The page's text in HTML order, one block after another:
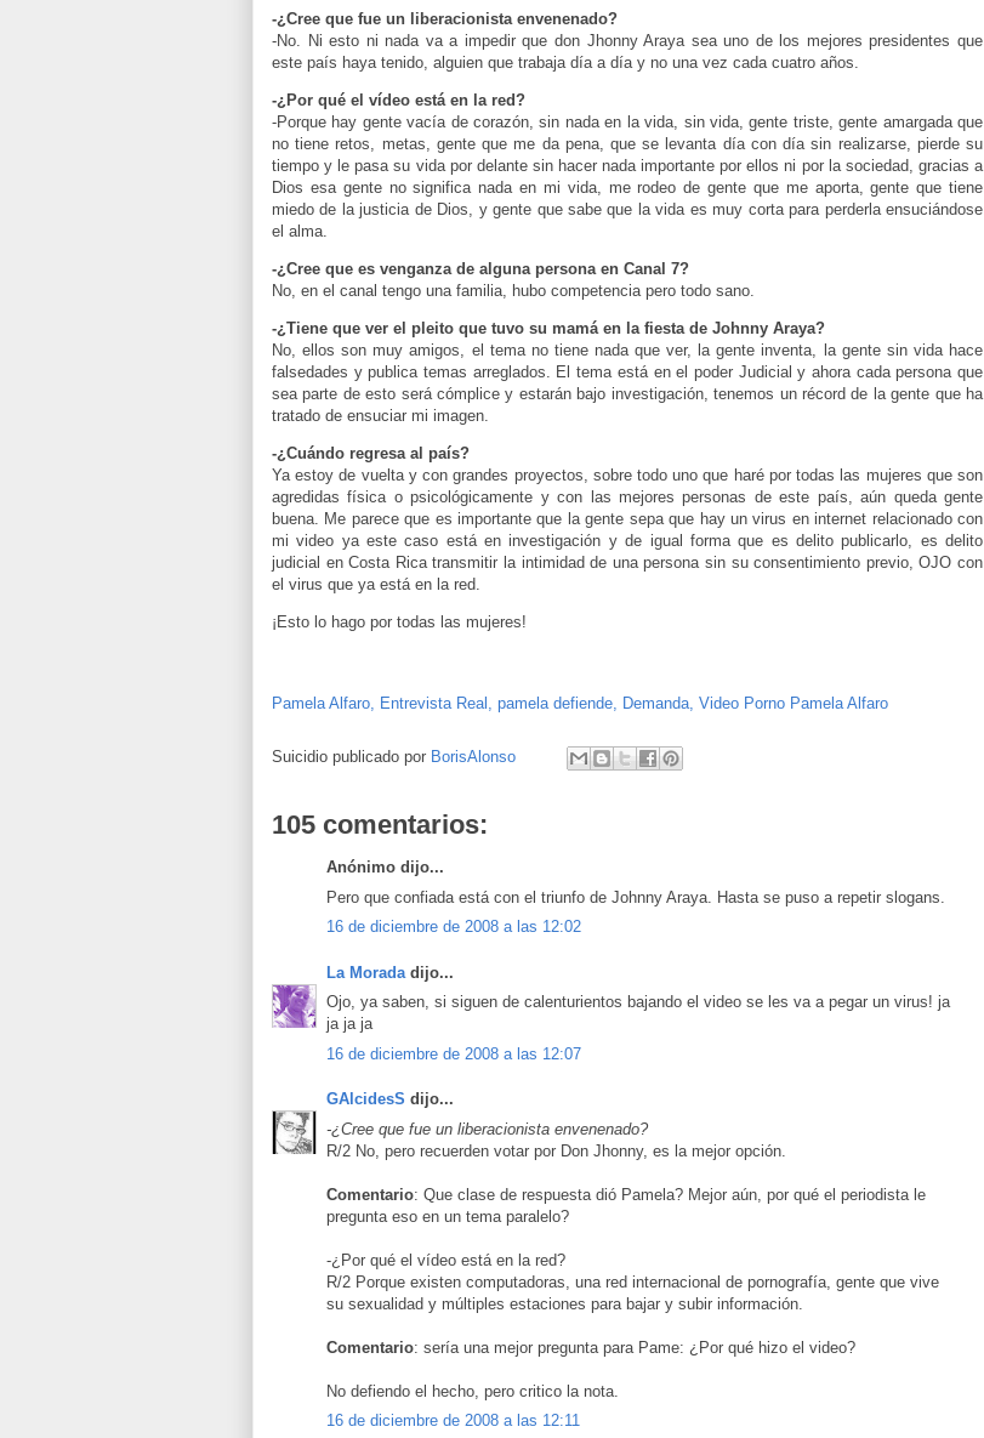
-¿Cree que fue un liberacionista envenenado?
-No. Ni esto ni nada va a impedir que don Jhonny Araya sea uno de los mejores presidentes que
este país haya tenido, alguien que trabaja día a día y no una vez cada cuatro años.
-¿Por qué el vídeo está en la red?
-Porque hay gente vacía de corazón, sin nada en la vida, sin vida, gente triste, gente amargada que
no tiene retos, metas, gente que me da pena, que se levanta día con día sin realizarse, pierde su
tiempo y le pasa su vida por delante sin hacer nada importante por ellos ni por la sociedad, gracias a
Dios esa gente no significa nada en mi vida, me rodeo de gente que me aporta, gente que tiene
miedo de la justicia de Dios, y gente que sabe que la vida es muy corta para perderla ensuciándose
el alma.
-¿Cree que es venganza de alguna persona en Canal 7?
No, en el canal tengo una familia, hubo competencia pero todo sano.
-¿Tiene que ver el pleito que tuvo su mamá en la fiesta de Johnny Araya?
No, ellos son muy amigos, el tema no tiene nada que ver, la gente inventa, la gente sin vida hace
falsedades y publica temas arreglados. El tema está en el poder Judicial y ahora cada persona que
sea parte de esto será cómplice y estarán bajo investigación, tenemos un récord de la gente que ha
tratado de ensuciar mi imagen.
-¿Cuándo regresa al país?
Ya estoy de vuelta y con grandes proyectos, sobre todo uno que haré por todas las mujeres que son
agredidas física o psicológicamente y con las mejores personas de este país, aún queda gente
buena. Me parece que es importante que la gente sepa que hay un virus en internet relacionado con
mi video ya este caso está en investigación y de igual forma que es delito publicarlo, es delito
judicial en Costa Rica transmitir la intimidad de una persona sin su consentimiento previo, OJO con
el virus que ya está en la red.
¡Esto lo hago por todas las mujeres!
Pamela Alfaro, Entrevista Real, pamela defiende, Demanda, Video Porno Pamela Alfaro
Suicidio publicado por BorisAlonso
105 comentarios:
Anónimo dijo...
Pero que confiada está con el triunfo de Johnny Araya. Hasta se puso a repetir slogans.
16 de diciembre de 2008 a las 12:02
La Morada dijo...
Ojo, ya saben, si siguen de calenturientos bajando el video se les va a pegar un virus! ja
ja ja ja
16 de diciembre de 2008 a las 12:07
GAlcidesS dijo...
-¿Cree que fue un liberacionista envenenado?
R/2 No, pero recuerden votar por Don Jhonny, es la mejor opción.
Comentario: Que clase de respuesta dió Pamela? Mejor aún, por qué el periodista le
pregunta eso en un tema paralelo?
-¿Por qué el vídeo está en la red?
R/2 Porque existen computadoras, una red internacional de pornografía, gente que vive
su sexualidad y múltiples estaciones para bajar y subir información.
Comentario: sería una mejor pregunta para Pame: ¿Por qué hizo el video?
No defiendo el hecho, pero critico la nota.
16 de diciembre de 2008 a las 12:11